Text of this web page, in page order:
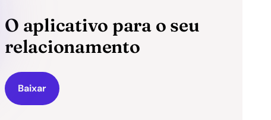
O aplicativo para o seu
relacionamento
Baixar